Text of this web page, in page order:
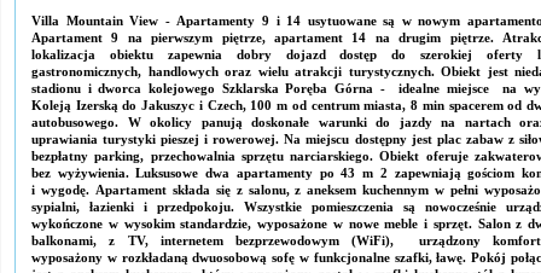
Villa Mountain View - Apartamenty 9 i 14 usytuowane są w nowym
Apartament 9 na pierwszym piętrze, apartament 14 na drugim piętrze.
lokalizacja obiektu zapewnia dobry dojazd dostęp do szerokiej oferty
gastronomicznych, handlowych oraz wielu atrakcji turystycznych. Obiekt jest
stadionu i dworca kolejowego Szklarska Poręba Górna - idealne miejsce na
Koleją Izerską do Jakuszyc i Czech, 100 m od centrum miasta, 8 min spacerem od
autobusowego. W okolicy panują doskonałe warunki do jazdy na nartach
uprawiania turystyki pieszej i rowerowej. Na miejscu dostępny jest plac zabaw z
bezpłatny parking, przechowalnia sprzętu narciarskiego. Obiekt oferuje
bez wyżywienia. Luksusowe dwa apartamenty po 43 m 2 zapewniają gościom
i wygodę. Apartament składa się z salonu, z aneksem kuchennym w pełni
sypialni, łazienki i przedpokoju. Wszystkie pomieszczenia są nowocześnie
wykończone w wysokim standardzie, wyposażone w nowe meble i sprzęt. Salon z
balkonami, z TV, internetem bezprzewodowym (WiFi), urządzony
wyposażony w rozkładaną dwuosobową sofę w funkcjonalne szafki, ławę. Pokój